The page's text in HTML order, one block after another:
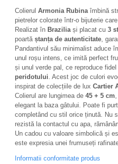
Colierul Armonia Rubinaîmbină
pietrelor colorate într-o bijuterie
Realizat în Braziliași placat cu 3
poartă ștanța de autenticitate,
Pandantivul său minimalist aduce
unul roșu intens, ce imită perfect
și unul verde pal, ce reproduce
peridotului. Acest joc de culori
inspirat de colecțiile de lux Cartier
Colierul are lungimea de 45 + 5 cm
elegant la baza gâtului. Poate fi
completând cu stil orice ținută. Nu
rezistă la contactul cu apa,
Un cadou cu valoare simbolică și
este expresia unei frumuseți
Informatii conformitate produs